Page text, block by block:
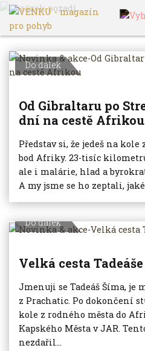
VENKU Archiv článků
Do dálek
Od Gibraltaru po
dní na cestě Afrikou
Představ si, že jedeš na
bod Afriky. 23-tisíc
ale i malárie, hlad a
A my jsme se ho zeptali, jaké
Do dálek
Velká cesta
Jmenuji se Tadeáš Šíma, je
z Prachatic. Po dokončení
kole z rodného města do
Kapského Města v JAR.
nezdařil...